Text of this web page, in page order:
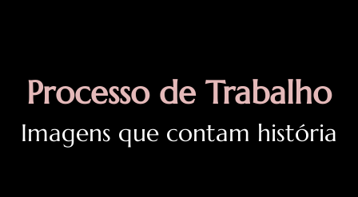
Processo deTrabalho
Imagens que contam história